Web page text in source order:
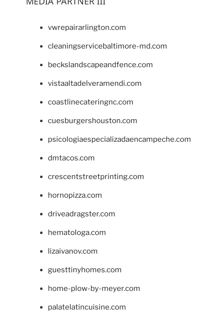
vwrepairarlington.com
cleaningservicebaltimore-md.com
beckslandscapeandfence.com
vistaaltadelveramendi.com
coastlinecateringnc.com
cuesburgershouston.com
psicologiaespecializadaencampeche.com
dmtacos.com
crescentstreetprinting.com
hornopizza.com
driveadragster.com
hematologa.com
lizaivanov.com
guesttinyhomes.com
home-plow-by-meyer.com
palatelatincuisine.com